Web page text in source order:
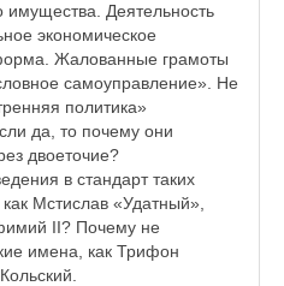
имущества. Деятельность
экономическое
Жалованные грамоты
самоуправление». Не
политика»
да, то почему они
двоеточие?
в стандарт таких
Мстислав «Удатный»,
II? Почему не
имена, как Трифон